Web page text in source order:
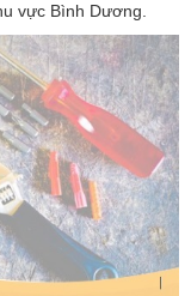
vực Bình Dương.